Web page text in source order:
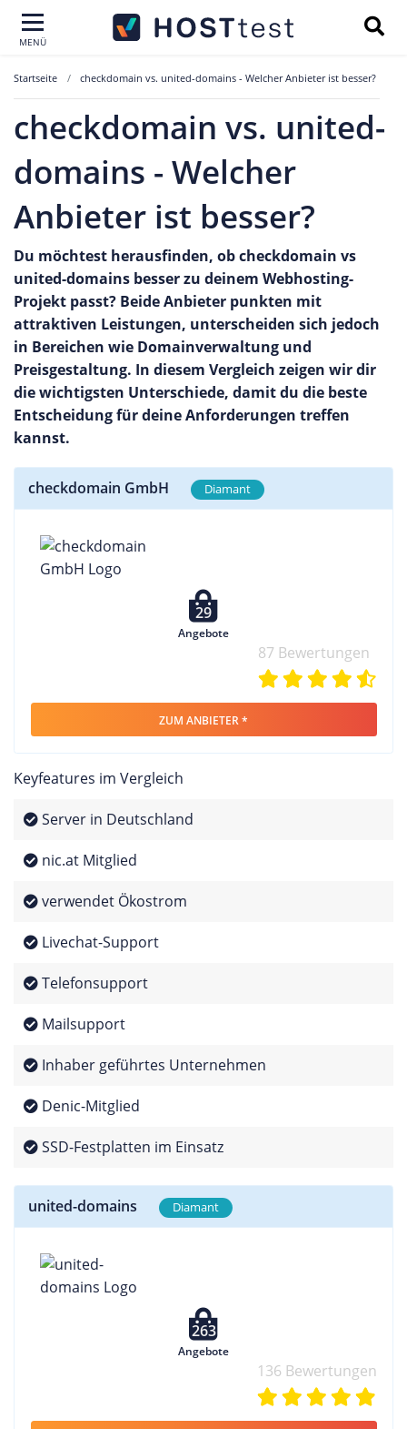
MENÜ
Startseite checkdomain vs. united-domains - Welcher Anbieter ist besser?
checkdomain vs. united-
domains - Welcher
Anbieter ist besser?
Du möchtest herausfinden, ob checkdomain vs
united-domains besser zu deinem Webhosting-
Projekt passt? Beide Anbieter punkten mit
attraktiven Leistungen, unterscheiden sich jedoch
in Bereichen wie Domainverwaltung und
Preisgestaltung. In diesem Vergleich zeigen wir dir
die wichtigsten Unterschiede, damit du die beste
Entscheidung für deine Anforderungen treffen
kannst.
checkdomain GmbH Diamant
29
Angebote
87 Bewertungen
ZUM ANBIETER *
Keyfeatures im Vergleich
Server in Deutschland
nic.at Mitglied
verwendet Ökostrom
Livechat-Support
Telefonsupport
Mailsupport
Inhaber geführtes Unternehmen
Denic-Mitglied
SSD-Festplatten im Einsatz
united-domains Diamant
263
Angebote
136 Bewertungen